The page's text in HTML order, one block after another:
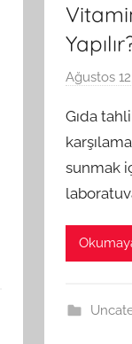
Ağustos
Gıda
sunmak